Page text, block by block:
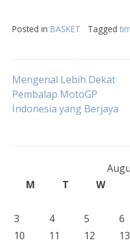
Posted in BASKET Tagged
Post
navigation
Mengenal Lebih Dekat
Pembalap MotoGP
Indonesia yang Berjaya
M
T W
3
4 5 6
10
11 12 13